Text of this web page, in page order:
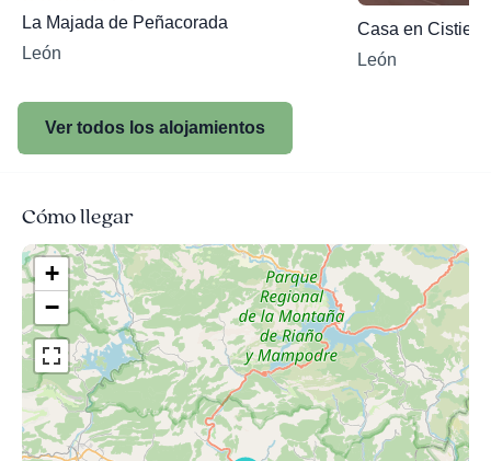
La Majada de Peñacorada
León
Casa en
León
Ver todos los alojamientos
Cómo llegar
+
−